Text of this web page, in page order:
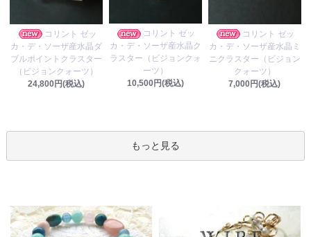
コリント ゼッ
カ・デ・ソーザ産水晶ダ
ブルポイントクラスター
（ビジョンクォーツ）
24,800円(税込)
コリント ゼッ
カ・デ・ソーザ産水晶ク
ラスター（ビジョンクォ
ーツ）
10,500円(税込)
コリント ゼッ
カ・デ・ソーザ産水晶ミ
ニクラスター（ビジョン
クォーツ）
7,000円(税込)
もっと見る